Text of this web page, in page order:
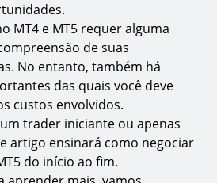
conta demo ou real
plataforma de negociação MT4 ou
sua conta
seus fundos para a plataforma
ou MT5
na plataforma de negociação
MT4 e MT5 requer alguma
de suas
No entanto, também há
das quais você deve
custos envolvidos.
trader iniciante ou apenas
artigo ensinará como negociar
do início ao fim.